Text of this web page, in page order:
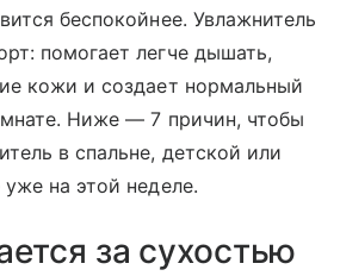
беспокойнее. Увлажнитель
помогает легче дышать,
кожи и создает нормальный
Ниже — 7 причин, чтобы
в спальне, детской или
на этой неделе.
за сухостью